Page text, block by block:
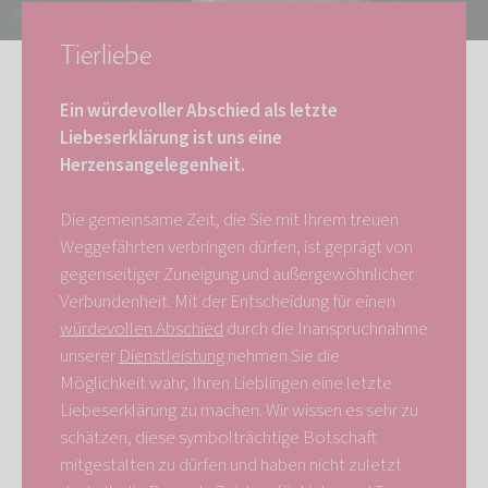
Tierliebe
Ein würdevoller Abschied als letzte
Liebeserklärung ist uns eine
Herzensangelegenheit.
Die gemeinsame Zeit, die Sie mit Ihrem treuen
Weggefährten verbringen dürfen, ist geprägt von
gegenseitiger Zuneigung und außergewöhnlicher
Verbundenheit. Mit der Entscheidung für einen
würdevollen Abschieddurch die Inanspruchnahme
unsererDienstleistungnehmen Sie die
Möglichkeit wahr, Ihren Lieblingen eine letzte
Liebeserklärung zu machen. Wir wissen es sehr zu
schätzen, diese symbolträchtige Botschaft
mitgestalten zu dürfen und haben nicht zuletzt